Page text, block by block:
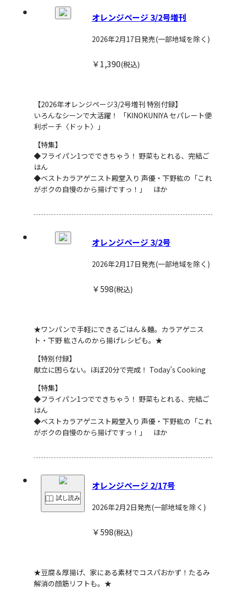
オレンジページ 3/2号増刊
2026年2月17日発売(一部地域を除く)
￥1,390(税込)
【2026年オレンジページ3/2号増刊 特別付録】
いろんなシーンで大活躍！ 「KINOKUNIYA セパレート便
利ポーチ〈ドット〉」
【特集】
◆フライパン1つでできちゃう！ 野菜もとれる、完結ご
はん
◆ベストカラアゲニスト殿堂入り 声優・下野紘の「これ
がボクの自慢のから揚げですっ！」 ほか
オレンジページ 3/2号
2026年2月17日発売(一部地域を除く)
￥598(税込)
★ワンパンで手軽にできるごはん＆麺。カラアゲニス
ト・下野 紘さんのから揚げレシピも。★
【特別付録】
献立に困らない。ほぼ20分で完成！ Today’s Cooking
【特集】
◆フライパン1つでできちゃう！ 野菜もとれる、完結ご
はん
◆ベストカラアゲニスト殿堂入り 声優・下野紘の「これ
がボクの自慢のから揚げですっ！」 ほか
試し読み
オレンジページ 2/17号
2026年2月2日発売(一部地域を除く)
￥598(税込)
★豆腐＆厚揚げ、家にある素材でコスパおかず！たるみ
解消の顔筋リフトも。★